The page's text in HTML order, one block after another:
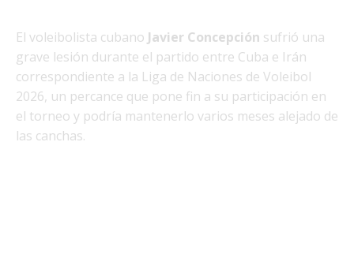
El voleibolista cubano Javier Concepción sufrió una
grave lesión durante el partido entre Cuba e Irán
correspondiente a la Liga de Naciones de Voleibol
2026, un percance que pone fin a su participación en
el torneo y podría mantenerlo varios meses alejado de
las canchas.